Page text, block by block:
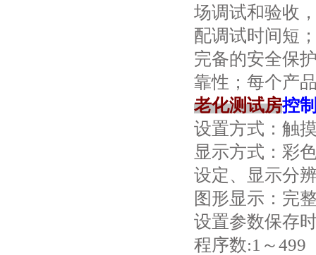
场调试和验收
配调试时间短
完备的安全保
靠性；每个产
老化测试房控
设置方式：触
显示方式：彩
设定、显示分
图形显示：完
设置参数保存
程序数:1～499